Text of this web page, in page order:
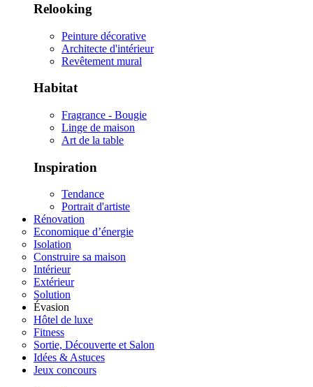
Relooking
Peinture décorative
Architecte d'intérieur
Revêtement mural
Habitat
Fragrance - Bougie
Linge de maison
Art de la table
Inspiration
Tendance
Portrait d'artiste
Rénovation
Economique d’énergie
Isolation
Construire sa maison
Intérieur
Extérieur
Solution
Évasion
Hôtel de luxe
Fitness
Sortie, Découverte et Salon
Idées & Astuces
Jeux concours